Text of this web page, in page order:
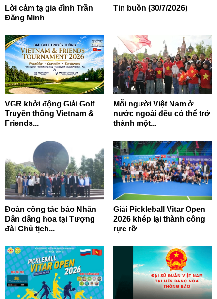
Lời cảm tạ gia đình Trần
Đăng Minh
Tin buồn (30/7/2026)
VGR khởi động Giải Golf
Truyền thống Vietnam &
Friends...
Mỗi người Việt Nam ở
nước ngoài đều có thể trở
thành một...
Đoàn công tác báo Nhân
Dân dâng hoa tại Tượng
đài Chủ tịch...
Giải Pickleball Vitar Open
2026 khép lại thành công
rực rỡ